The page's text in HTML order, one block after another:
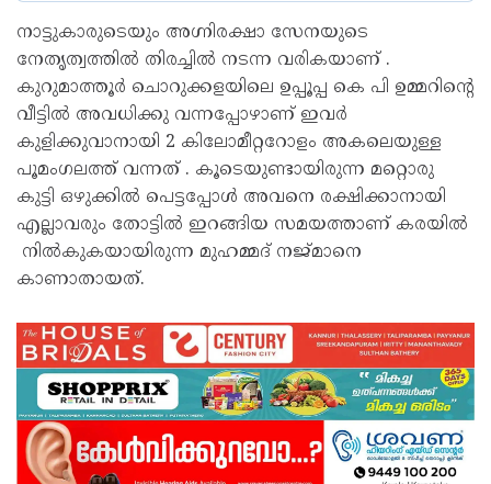
നാട്ടുകാരുടെയും അഗ്നിരക്ഷാ സേനയുടെ
നേതൃത്വത്തില്‍ തിരച്ചില്‍ നടന്ന വരികയാണ് .
കുറുമാത്തൂര്‍ ചൊറുക്കളയിലെ ഉപ്പൂപ്പ കെ പി ഉമ്മറിന്റെ
വീട്ടില്‍ അവധിക്കു വന്നപ്പോഴാണ് ഇവര്‍
കുളിക്കുവാനായി 2 കിലോമീറ്ററോളം അകലെയുള്ള
പൂമംഗലത്ത് വന്നത് . കൂടെയുണ്ടായിരുന്ന മറ്റൊരു
കുട്ടി ഒഴുക്കില്‍ പെട്ടപ്പോള്‍ അവനെ രക്ഷിക്കാനായി
എല്ലാവരും തോട്ടില്‍ ഇറങ്ങിയ സമയത്താണ് കരയില്‍
നില്‍കുകയായിരുന്ന മുഹമ്മദ് നജ്മാനെ
കാണാതായത്.